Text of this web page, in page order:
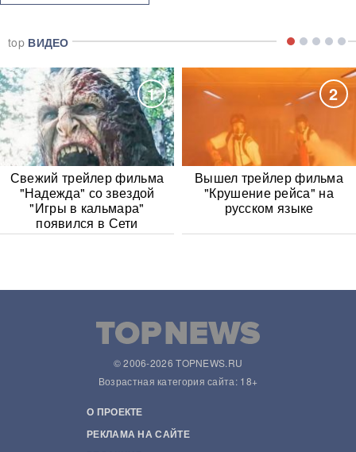
top ВИДЕО
1
Свежий трейлер фильма
"Надежда" со звездой
"Игры в кальмара"
появился в Сети
2
Вышел трейлер фильма
"Крушение рейса" на
русском языке
© 2006-2026 TOPNEWS.RU
Возрастная категория сайта: 18+
О ПРОЕКТЕ
РЕКЛАМА НА САЙТЕ